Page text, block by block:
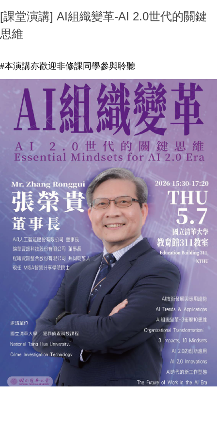
[課堂演講] AI組織變革-AI 2.0世代的關鍵
思維
#本演講亦歡迎非修課同學參與聆聽